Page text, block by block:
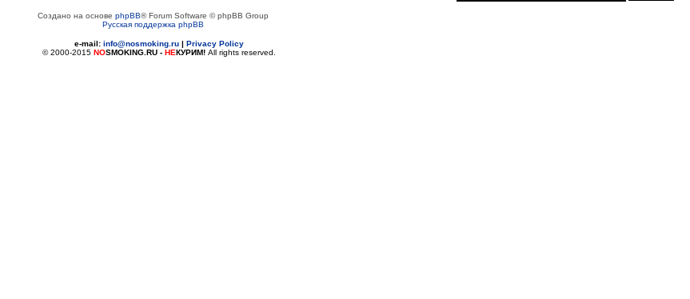
Создано на основе phpBB® Forum Software © phpBB Group
Русская поддержка phpBB
e-mail: info@nosmoking.ru | Privacy Policy
© 2000-2015 NOSMOKING.RU - НЕКУРИМ! All rights reserved.